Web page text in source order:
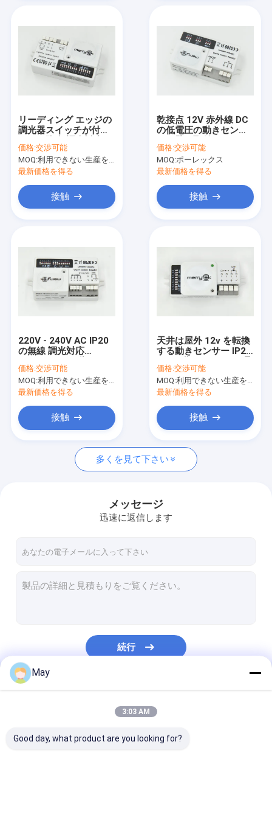
VRショー
連絡 ください
ニュース
引金 を 求め て ください
マイクロウェーブ動きセンサー
Pirのモーションセンサー
日光センサー
リーディング エッジの
調光器スイッチが付い
動きセンサー
価格:交渉可能
MOQ:利用できない生産を、停止しなさい。
最新価格を得る
接触
乾接点 12V 赤外線 DC
の低電圧の動きセンサ
価格:交渉可能
MOQ:ポーレックス
最新価格を得る
接触
220V - 240V AC IP20
の無線 調光対応
サー
価格:交渉可能
MOQ:利用できない生産を、停止しなさい。
最新価格を得る
接触
天井は屋外 12v を転換
する動きセンサー IP20
付けました
価格:交渉可能
MOQ:利用できない生産を、停止しなさい。
最新価格を得る
接触
多くを見て下さい
メッセージ
迅速に返信します
続行
May
3:03 AM
Good day, what product are you looking for?